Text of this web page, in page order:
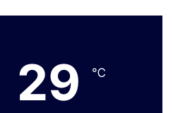
29 ℃